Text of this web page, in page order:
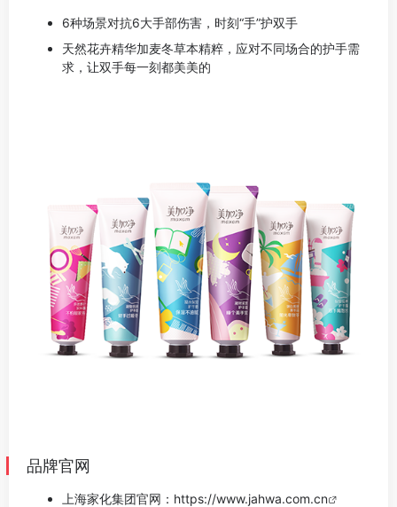
6种场景对抗6大手部伤害，时刻“手”护双手
天然花卉精华加麦冬草本精粹，应对不同场合的护手需
求，让双手每一刻都美美的
品牌官网
上海家化集团官网： https://www.jahwa.com.cn